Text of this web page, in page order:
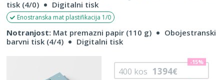
tisk (4/0)
Digitalni tisk
Enostranska mat plastifikacija 1/0
Notranjost: Mat premazni papir (110 g)
Obojestranski
barvni tisk (4/4)
Digitalni tisk
400 kos 1394€
-15%